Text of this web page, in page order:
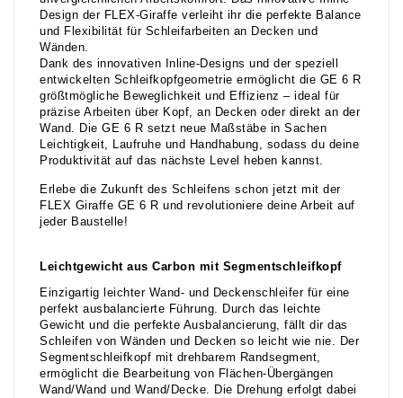
Design der FLEX-Giraffe verleiht ihr die perfekte Balance
und Flexibilität für Schleifarbeiten an Decken und
Wänden.
Dank des innovativen Inline-Designs und der speziell
entwickelten Schleifkopfgeometrie ermöglicht die GE 6 R
größtmögliche Beweglichkeit und Effizienz – ideal für
präzise Arbeiten über Kopf, an Decken oder direkt an der
Wand. Die GE 6 R setzt neue Maßstäbe in Sachen
Leichtigkeit, Laufruhe und Handhabung, sodass du deine
Produktivität auf das nächste Level heben kannst.
Erlebe die Zukunft des Schleifens schon jetzt mit der
FLEX Giraffe GE 6 R und revolutioniere deine Arbeit auf
jeder Baustelle!
Leichtgewicht aus Carbon mit Segmentschleifkopf
Einzigartig leichter Wand- und Deckenschleifer für eine
perfekt ausbalancierte Führung. Durch das leichte
Gewicht und die perfekte Ausbalancierung, fällt dir das
Schleifen von Wänden und Decken so leicht wie nie. Der
Segmentschleifkopf mit drehbarem Randsegment,
ermöglicht die Bearbeitung von Flächen-Übergängen
Wand/Wand und Wand/Decke. Die Drehung erfolgt dabei